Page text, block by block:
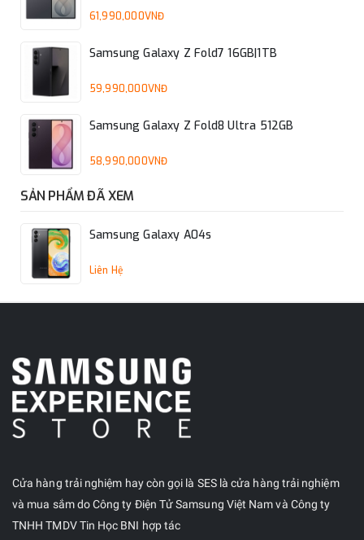
61,990,000VNĐ
Samsung Galaxy Z Fold7 16GB|1TB
59,990,000VNĐ
Samsung Galaxy Z Fold8 Ultra 512GB
58,990,000VNĐ
SẢN PHẨM ĐÃ XEM
Samsung Galaxy A04s
Liên Hệ
Cửa hàng trải nghiệm hay còn gọi là SES là cửa hàng trải nghiệm
và mua sắm do Công ty Điện Tử Samsung Việt Nam và Công ty
TNHH TMDV Tin Học BNI hợp tác